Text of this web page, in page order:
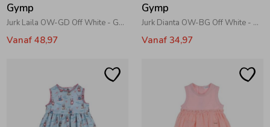
Gymp
Jurk Laila OW-GD Off White - Gold
Vanaf 48,97
Gymp
Jurk Dianta OW-BG Off White - Beige
Vanaf 34,97